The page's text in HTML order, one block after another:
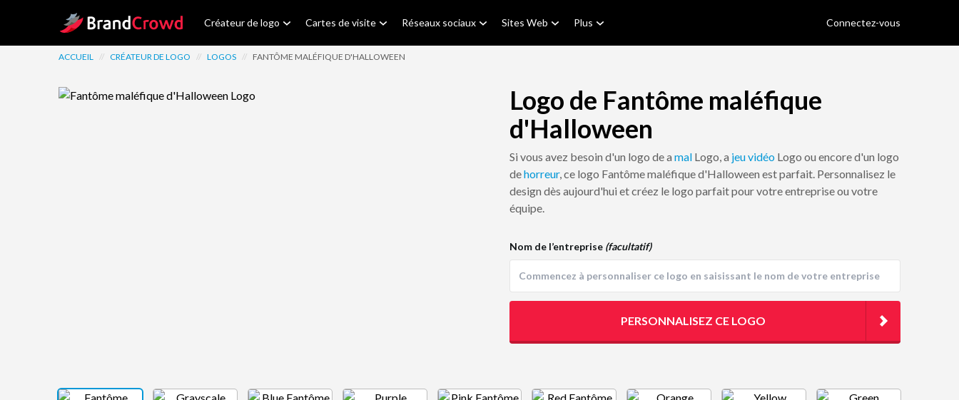
Site Logo Créateur de logo Cartes de visite Réseaux sociaux Sites Web Plus Connectez-vous
ACCUEIL // CRÉATEUR DE LOGO // LOGOS // FANTÔME MALÉFIQUE D'HALLOWEEN
Logo de Fantôme maléfique
d'Halloween
Si vous avez besoin d'un logo de a mal Logo, a jeu vidéo Logo ou encore d'un logo
dehorreur, ce logo Fantôme maléfique d'Halloween est parfait. Personnalisez le
design dès aujourd'hui et créez le logo parfait pour votre entreprise ou votre
équipe.
Nom de l’entreprise (facultatif)
PERSONNALISEZ CE LOGO